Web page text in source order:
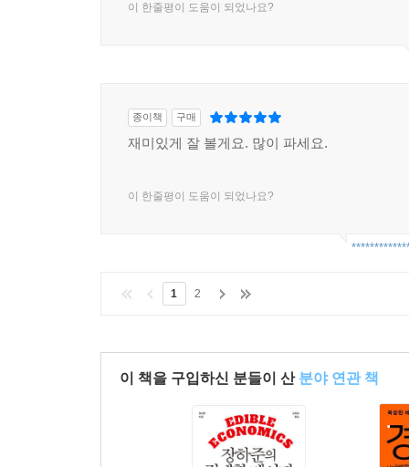
당연하다. 스티글리츠의 말대로, 불평등이 고착
스티글리츠에 따르면, 세계화는 성장의 가속화
유리한 방향으로 작용한다. 그들은 조세 피난처
그럼에도 세계화를 옹호하는 많은 사람들은 여전
스티글리츠는 사태의 핵심을 송곳처럼 찌른다.
성장을 원한다면 좌파를 지지하라
스티글리츠는 2008년 미국 대선을 앞두고 "성장
매는 것은 대체로 우파 아니었던가.
이 한줄평이 도움이 되었나요?
종이책 구매
재미있게 잘 볼게요. 많이 파세요.
이 한줄평이 도움이 되었나요?
1 2
이 책을 구입하신 분들이 산 분야 연관 책